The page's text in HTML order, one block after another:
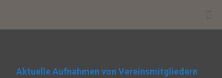
Aktuelle Aufnahmen von Vereinsmitgliedern